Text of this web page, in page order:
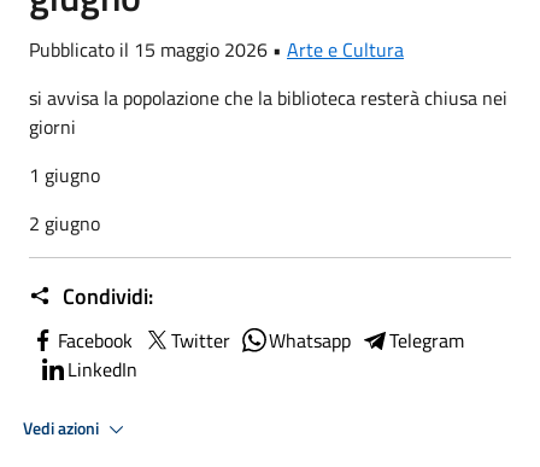
Pubblicato il 15 maggio 2026 • Arte e Cultura
si avvisa la popolazione che la biblioteca resterà chiusa nei
giorni
1 giugno
2 giugno
Condividi:
Facebook Twitter Whatsapp
Telegram
LinkedIn
Vedi azioni